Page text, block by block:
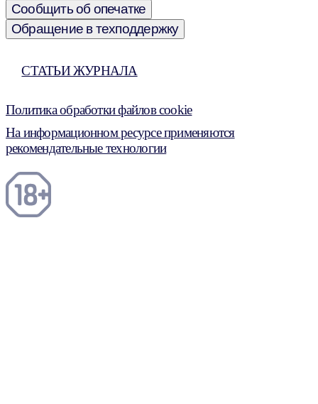
Сообщить об опечатке
Обращение в техподдержку
СТАТЬИ ЖУРНАЛА
Политика обработки файлов cookie
На информационном ресурсе применяются
рекомендательные технологии